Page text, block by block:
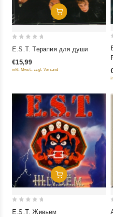
Добавить В Корзину
of
E.S.T. Терапия для души
€15,99
inkl. Mwst., zzgl. Versand
Добавить В Корзину
E.S.T. Живьем